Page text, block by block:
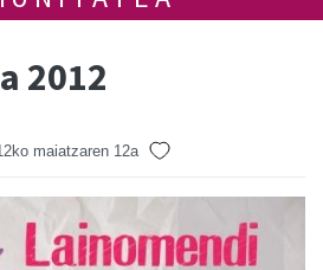
2012
maiatzaren 12a